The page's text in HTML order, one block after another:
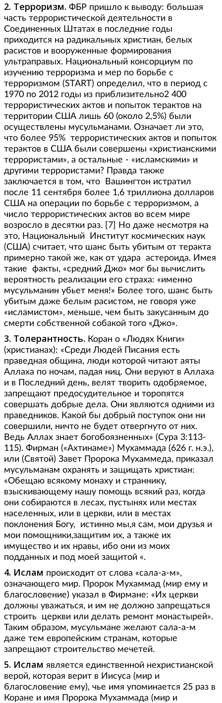
2. Терроризм. ФБР пришло к выводу: большая
часть террористической деятельности в
Соединенных Штатах в последние годы
приходится на радикальных христиан, белых
расистов и вооруженные формирования
ультраправых. Национальный консорциум по
изучению терроризма и мер по борьбе с
терроризмом (START) определил, что в период с
1970 по 2012 годы из приблизительно2 400
террористических актов и попыток терактов на
территории США лишь 60 (около 2,5%) были
осуществлены мусульманами. Означает ли это,
что более 95% террористических актов и попыток
терактов в США были совершены «христианскими
террористами», а остальные - «исламскими» и
другими террористами? Правда также
заключается в том, что Вашингтон истратил
после 11 сентября более 1,6 триллиона долларов
США на операции по борьбе с терроризмом, а
число террористических актов во всем мире
возросло в десятки раз. [7] Но даже несмотря на
это, Национальный Институт космических наук
(США) считает, что шанс быть убитым от теракта
примерно такой же, как от удара астероида. Имея
такие факты, «средний Джо» мог бы вычислить
вероятность реализации его страха: «именно
мусульманин убьет меня!» Более того, шанс быть
убитым даже белым расистом, не говоря уже
«исламистом», меньше, чем быть закусанным до
смерти собственной собакой того «Джо».
3. Толерантность. Коран о «Людях Книги»
(христианах): «Среди Людей Писания есть
праведная община, люди которой читают аяты
Аллаха по ночам, падая ниц. Они веруют в Аллаха
и в Последний день, велят творить одобряемое,
запрещают предосудительное и торопятся
совершать добрые дела. Они являются одними из
праведников. Какой бы добрый поступок они ни
совершили, ничто не будет отвергнуто от них.
Ведь Аллах знает богобоязненных» (Сура 3:113-
115). Фирман («Ахтинаме») Мухаммада (626 г. н.э.),
или (Святой) Завет Пророка Мухаммеда, приказал
мусульманам охранять и защищать христиан:
«Обещаю всякому монаху и страннику,
взыскивающему нашу помощь всякий раз, когда
они собираются в лесах, пустынях или местах
населенных, или в церкви, или в местах
поклонения Богу, истинно мы,я сам, мои друзья и
мои помощники,защитим их, а также их
имущество и их нравы, ибо они из моих
подданных и под моей защитой «.
4. Ислам происходит от слова «сала-а-м»,
означающего мир. Пророк Мухаммад (мир ему и
благословение) указал в Фирмане: «Их церкви
должны уважаться, и им не должно запрещаться
строить церкви или делать ремонт монастырей».
Таким образом, мусульмане желают сала-а-м
даже тем европейским странам, которые
запрещают строительство мечетей.
5. Ислам является единственной нехристианской
верой, которая верит в Иисуса (мир и
благословение ему), чье имя упоминается 25 раз в
Коране и имя Пророка Мухаммада (мир и